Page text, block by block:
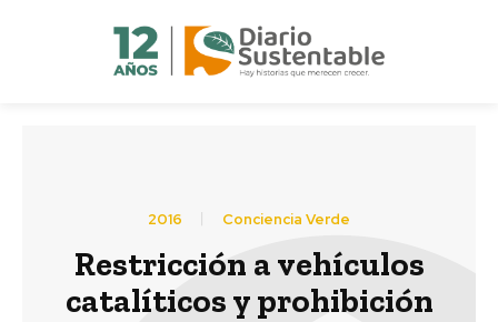
2016 Conciencia Verde
Restricción a vehículos
catalíticos y prohibición